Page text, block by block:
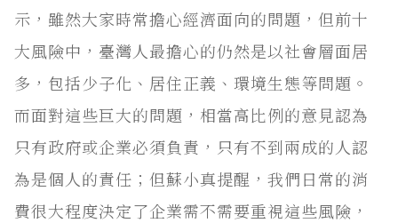
示，雖然大家時常擔心經濟面向的問題，但前十
大風險中，臺灣人最擔心的仍然是以社會層面居
多，包括少子化、居住正義、環境生態等問題。
而面對這些巨大的問題，相當高比例的意見認為
只有政府或企業必須負責，只有不到兩成的人認
為是個人的責任；但蘇小真提醒，我們日常的消
費很大程度決定了企業需不需要重視這些風險，